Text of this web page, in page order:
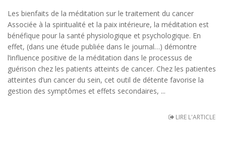
Les bienfaits de la méditation sur le traitement du cancer
Associée à la spiritualité et la paix intérieure, la méditation est
bénéfique pour la santé physiologique et psychologique. En
effet, (dans une étude publiée dans le journal…) démontre
l’influence positive de la méditation dans le processus de
guérison chez les patients atteints de cancer. Chez les patientes
atteintes d’un cancer du sein, cet outil de détente favorise la
gestion des symptômes et effets secondaires, ...
LIRE L'ARTICLE